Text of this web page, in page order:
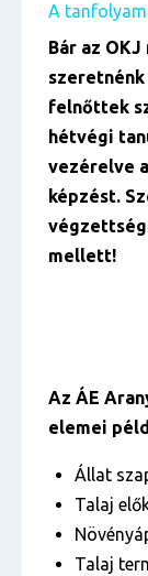
A
Bár az
felnőttek
hétvégi
vezérelve
képzést.
mellett!
Az ÁE
elemei
Állat
Talaj
Talaj